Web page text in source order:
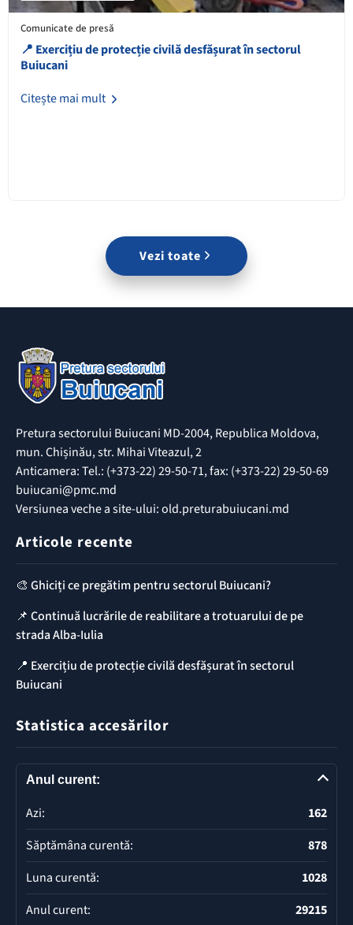
Comunicate de presă
📍 Exercițiu de protecție civilă desfășurat în sectorul
Buiucani
Citește mai mult
Vezi toate
Pretura sectorului Buiucani MD-2004, Republica Moldova,
mun. Chișinău, str. Mihai Viteazul, 2
Anticamera: Tel.: (+373-22) 29-50-71, fax: (+373-22) 29-50-69
buiucani@pmc.md
Versiunea veche a site-ului: old.preturabuiucani.md
Articole recente
🎨 Ghiciți ce pregătim pentru sectorul Buiucani?
📌 Continuă lucrările de reabilitare a trotuarului de pe
strada Alba-Iulia
📍 Exercițiu de protecție civilă desfășurat în sectorul
Buiucani
Statistica accesărilor
Anul curent:
Azi:
162
Săptămâna curentă:
878
Luna curentă:
1028
Anul curent:
29215